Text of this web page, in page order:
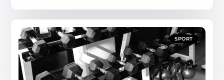
SPORT